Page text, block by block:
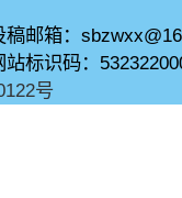
邮箱：
站标识码：
号